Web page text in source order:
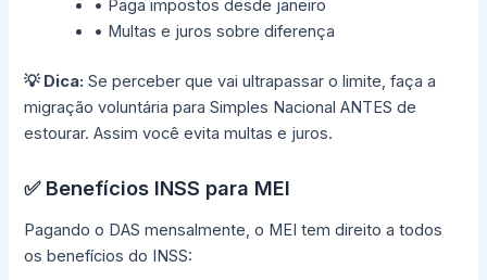
• Paga impostos desde janeiro
• Multas e juros sobre diferença
💡 Dica: Se perceber que vai ultrapassar o limite, faça a
migração voluntária para Simples Nacional ANTES de
estourar. Assim você evita multas e juros.
✅ Benefícios INSS para MEI
Pagando o DAS mensalmente, o MEI tem direito a todos
os benefícios do INSS: